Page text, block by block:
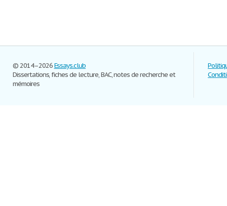
© 2014–2026Essays.club
Dissertations, fiches de lecture, BAC, notes de recherche et
mémoires